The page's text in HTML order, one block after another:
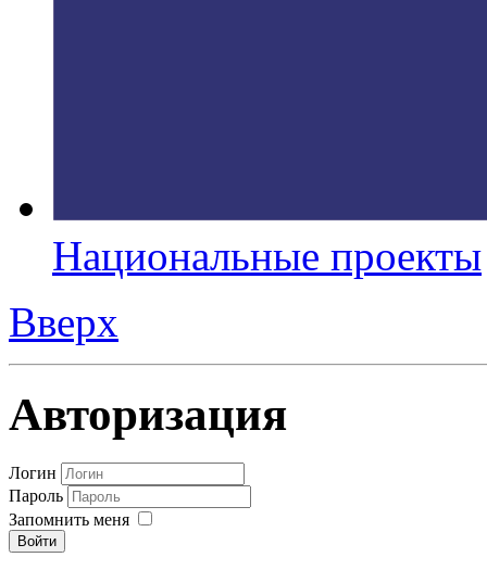
Национальные проекты
Вверх
Авторизация
Логин
Пароль
Запомнить меня
Войти